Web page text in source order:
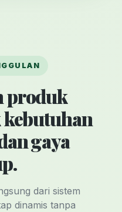
produk
gaya
dari sistem
dinamis tanpa